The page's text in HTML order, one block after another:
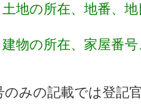
地の所在、地番、
物の所在、家屋番
のみの記載では登記